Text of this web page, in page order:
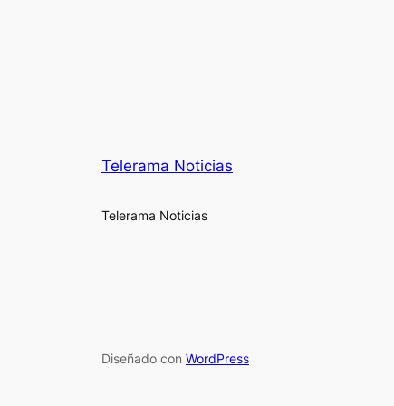
Telerama Noticias
Telerama Noticias
Diseñado con WordPress